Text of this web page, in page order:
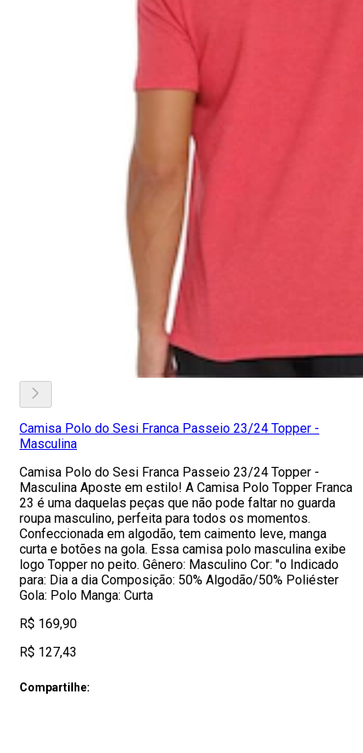
Camisa Polo do Sesi Franca Passeio 23/24 Topper -
Masculina
Camisa Polo do Sesi Franca Passeio 23/24 Topper -
Masculina Aposte em estilo! A Camisa Polo Topper Franca
23 é uma daquelas peças que não pode faltar no guarda
roupa masculino, perfeita para todos os momentos.
Confeccionada em algodão, tem caimento leve, manga
curta e botões na gola. Essa camisa polo masculina exibe
logo Topper no peito. Gênero: Masculino Cor: ''o Indicado
para: Dia a dia Composição: 50% Algodão/50% Poliéster
Gola: Polo Manga: Curta
R$ 169,90
R$ 127,43
Compartilhe: